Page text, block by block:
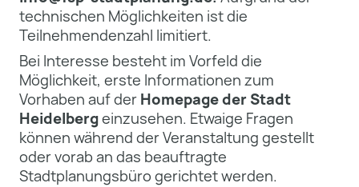
technischen Möglichkeiten ist die
Teilnehmendenzahl limitiert.
Bei Interesse besteht im Vorfeld die
Möglichkeit, erste Informationen zum
Vorhaben auf derHomepage der Stadt
Heidelbergeinzusehen. Etwaige Fragen
können während der Veranstaltung gestellt
oder vorab an das beauftragte
Stadtplanungsbüro gerichtet werden.